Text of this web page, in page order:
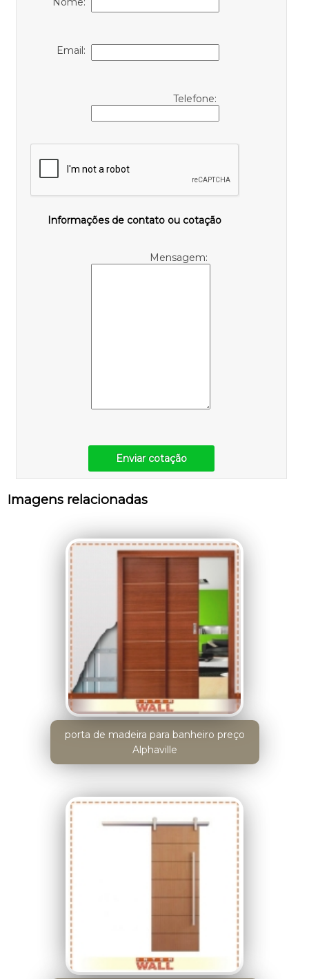
Email:
Telefone:
Informações de contato ou cotação
Mensagem:
Enviar cotação
Imagens relacionadas
porta de madeira para banheiro preço
Alphaville